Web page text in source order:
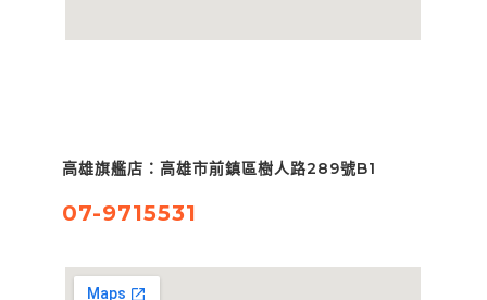
高雄旗艦店：高雄市前鎮區樹人路289號B1
07-9715531